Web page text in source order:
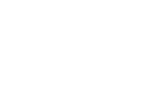
Now showing image 1